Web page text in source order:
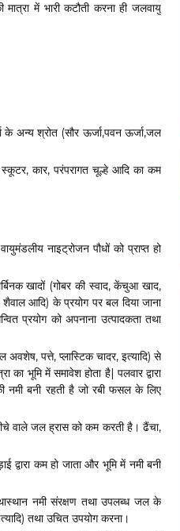
में भारी कटौती करना ही जलवायु
अन्य श्रोत (सौर ऊर्जा,पवन ऊर्जा,जल
कार, परंपरागत चूल्हे आदि का कम
नाइट्रोजन पौधों को प्राप्त हो
खादों (गोबर की स्वाद, केंचुआ खाद,
शैवाल आदि) के प्रयोग पर बल दिया जाना
प्रयोग को अपनाना उत्पादकता तथा
पत्ते, प्लास्टिक चादर, इत्यादि) से
का भूमि में समावेश होता है| पलवार द्वारा
बनी रहती है जो रबी फसल के लिए
वाले जल ह्रास को कम करती है। ढैंचा,
द्वारा कम हो जाता और भूमि में नमी बनी
नमी संरक्षण तथा उपलब्ध जल के
तथा उचित उपयोग करना।